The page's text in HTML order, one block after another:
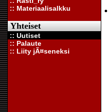
:: Materiaalisalkku
Yhteiset
:: Uutiset
:: Palaute
:: Liity jÃ¤seneksi